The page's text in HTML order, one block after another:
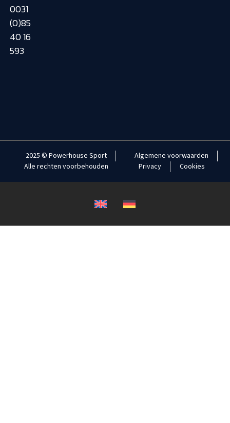
0031
(0)85
40 16
593
2025 © Powerhouse Sport
Alle rechten voorbehouden
Algemene voorwaarden
Privacy
Cookies